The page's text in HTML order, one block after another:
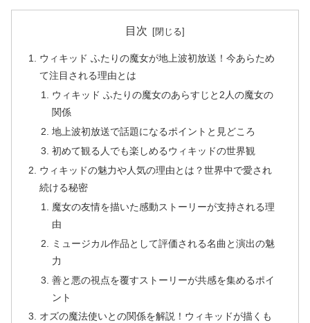
目次
ウィキッド ふたりの魔女が地上波初放送！今あらため
て注目される理由とは
ウィキッド ふたりの魔女のあらすじと2人の魔女の
関係
地上波初放送で話題になるポイントと見どころ
初めて観る人でも楽しめるウィキッドの世界観
ウィキッドの魅力や人気の理由とは？世界中で愛され
続ける秘密
魔女の友情を描いた感動ストーリーが支持される理
由
ミュージカル作品として評価される名曲と演出の魅
力
善と悪の視点を覆すストーリーが共感を集めるポイ
ント
オズの魔法使いとの関係を解説！ウィキッドが描くも